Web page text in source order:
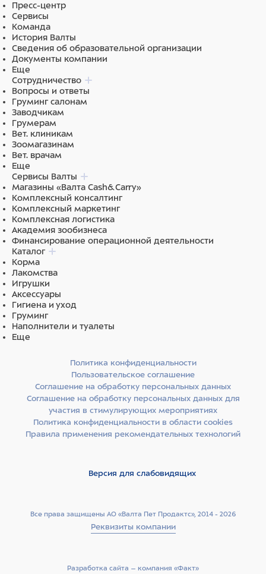
Пресс-центр
Сервисы
Команда
История Валты
Сведения об образовательной организации
Документы компании
Еще
Сотрудничество
Вопросы и ответы
Груминг салонам
Заводчикам
Грумерам
Вет. клиникам
Зоомагазинам
Вет. врачам
Еще
Сервисы Валты
Магазины «Валта Cash&Carry»
Комплексный консалтинг
Комплексный маркетинг
Комплексная логистика
Академия зообизнеса
Финансирование операционной деятельности
Каталог
Корма
Лакомства
Игрушки
Аксессуары
Гигиена и уход
Груминг
Наполнители и туалеты
Еще
Все права защищены АО «Валта Пет Продактс», 2014 - 2026
Реквизиты компании
Политика конфиденциальности
Пользовательское соглашение
Соглашение на обработку персональных данных
Соглашение на обработку персональных данных для
участия в стимулирующих мероприятиях
Политика конфиденциальности в области cookies
Правила применения рекомендательных технологий
Версия для слабовидящих
Разработка сайта –­ компания «Факт»